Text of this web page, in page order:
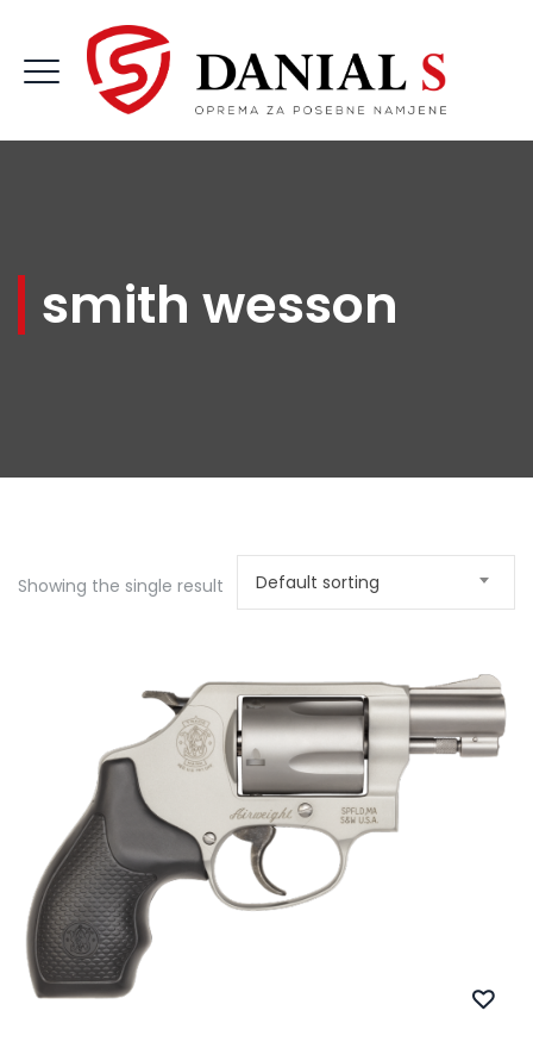
smith wesson
Showing the single result Default sorting